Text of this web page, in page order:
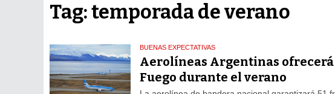
Tag: temporada de verano
BUENAS EXPECTATIVAS
Aerolíneas Argentinas
Fuego durante el verano